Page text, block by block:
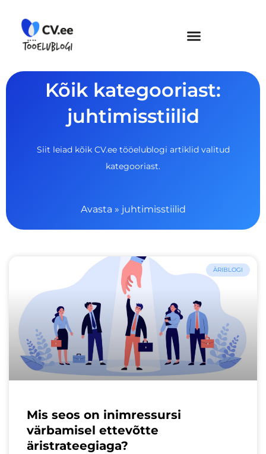
content
Kõik kategooriast:
juhtimisstiilid
Siit leiad kõik CV.ee tööelublogi artiklid valitud
kategooriast.
Avasta » juhtimisstiilid
ÄRIBLOGI
Mis seos on inimressursi
värbamisel ettevõtte
äristrateegiaga?